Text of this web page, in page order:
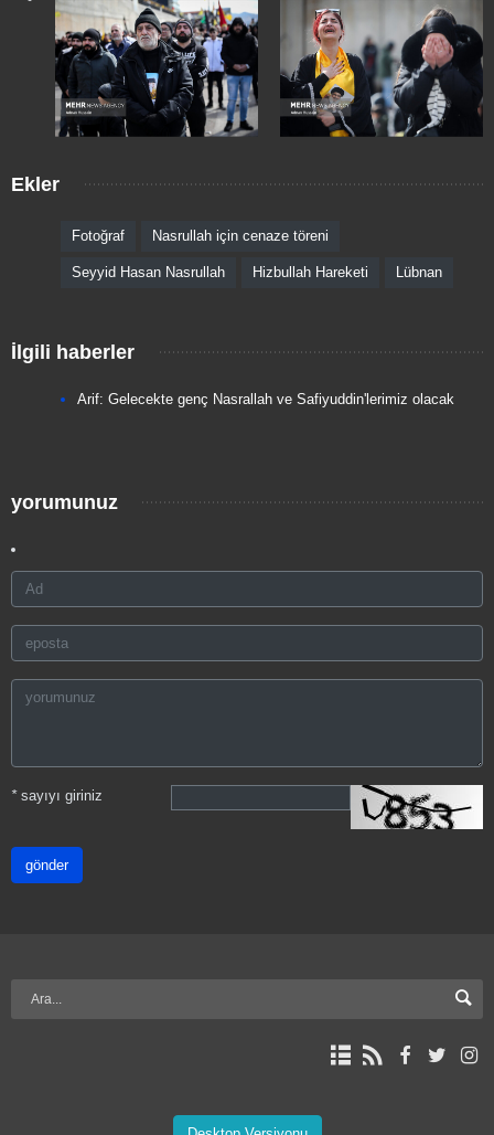
Ekler
Fotoğraf Nasrullah için cenaze töreni
Seyyid Hasan Nasrullah Hizbullah Hareketi Lübnan
İlgili haberler
Arif: Gelecekte genç Nasrallah ve Safiyuddin'lerimiz olacak
yorumunuz
*sayıyı giriniz
gönder